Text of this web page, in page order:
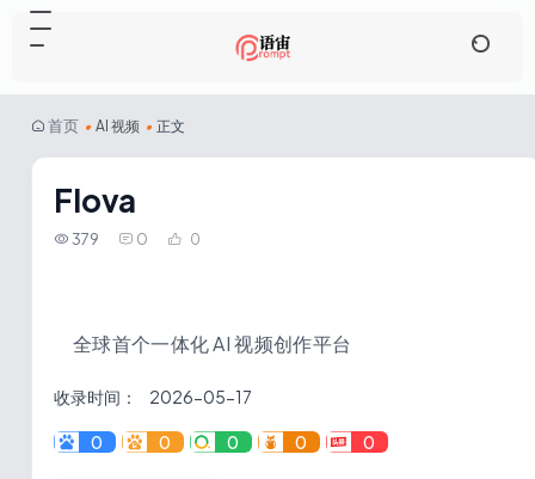
首页 • AI 视频 • 正文
Flova
379 0 0
全球首个一体化 AI 视频创作平台
收录时间： 2026-05-17
0 0 0 0 0